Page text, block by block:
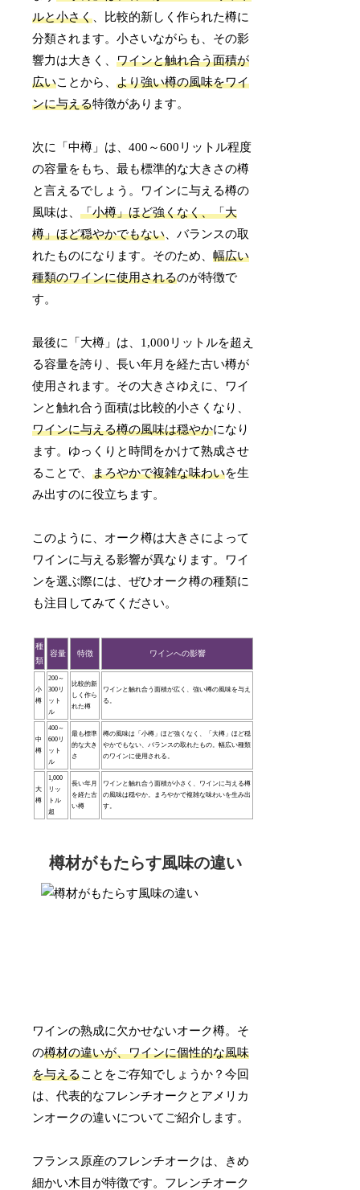
ルと小さく 、比較的新しく作られた樽に
分類されます。小さいながらも、その影
響力は大きく、ワインと触れ合う面積が
広いことから、より強い樽の風味をワイ
ンに与える特徴があります。
次に「中樽」は、400～600リットル程度
の容量をもち、最も標準的な大きさの樽
と言えるでしょう。ワインに与える樽の
風味は、「小樽」ほど強くなく、「大
樽」ほど穏やかでもない 、バランスの取
れたものになります。そのため、幅広い
種類のワインに使用されるのが特徴で
す。
最後に「大樽」は、1,000リットルを超え
る容量を誇り、長い年月を経た古い樽が
使用されます。その大きさゆえに、ワイ
ンと触れ合う面積は比較的小さくなり、
ワインに与える樽の風味は穏やかになり
ます。ゆっくりと時間をかけて熟成させ
ることで、まろやかで複雑な味わいを生
み出すのに役立ちます。
このように、オーク樽は大きさによって
ワインに与える影響が異なります。ワイ
ンを選ぶ際には、ぜひオーク樽の種類に
も注目してみてください。
種
類
容量 特徴 ワインへの影響
小
樽
200～
300リ
ット
ル
比較的新
しく作ら
れた樽
ワインと触れ合う面積が広く、強い樽の風味を与え
る。
中
樽
400～
600リ
ット
ル
最も標準
的な大き
さ
樽の風味は「小樽」ほど強くなく、「大樽」ほど穏
やかでもない、バランスの取れたもの。幅広い種類
のワインに使用される。
大
樽
1,000
リッ
トル
超
長い年月
を経た古
い樽
ワインと触れ合う面積が小さく、ワインに与える樽
の風味は穏やか。まろやかで複雑な味わいを生み出
す。
樽材がもたらす風味の違い
ワインの熟成に欠かせないオーク樽。そ
の樽材の違いが、ワインに個性的な風味
を与えることをご存知でしょうか？今回
は、代表的なフレンチオークとアメリカ
ンオークの違いについてご紹介します。
フランス原産のフレンチオークは、きめ
細かい木目が特徴です。フレンチオーク